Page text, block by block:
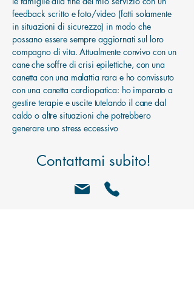
feedback scritto e foto/video (fatti solamente
in situazioni di sicurezza) in modo che
possano essere sempre aggiornati sul loro
compagno di vita. Attualmente convivo con un
cane che soffre di crisi epilettiche, con una
canetta con una malattia rara e ho convissuto
con una canetta cardiopatica: ho imparato a
gestire terapie e uscite tutelando il cane dal
caldo o altre situazioni che potrebbero
generare uno stress eccessivo
Contattami subito!